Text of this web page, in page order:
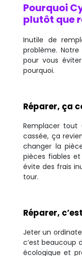
Pourquoi
plutôt que
Inutile de
problème.
pour vous
pourquoi.
Réparer, ça
Remplacer tout
cassée, ça
changer la
pièces fiables et
évite des frais
tour.
Réparer,
Jeter un
c’est beaucoup
écologique et